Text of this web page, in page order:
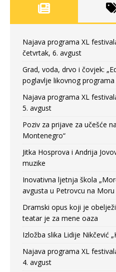
Najava programa XL
četvrtak, 6. avgust
Grad, voda, drvo i čovjek:
poglavlje likovnog
Najava programa XL
5. avgust
Poziv za prijave za učešće
Montenegro“
Jitka Hosprova i Andrija
muzike
Inovativna ljetnja škola
avgusta u Petrovcu na Moru
Dramski opus koji je
teatar je za mene oaza
Izložba slika Lidije Nikčević
Najava programa XL
4. avgust